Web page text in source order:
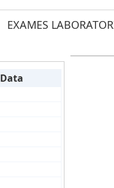
EXAMES
Data